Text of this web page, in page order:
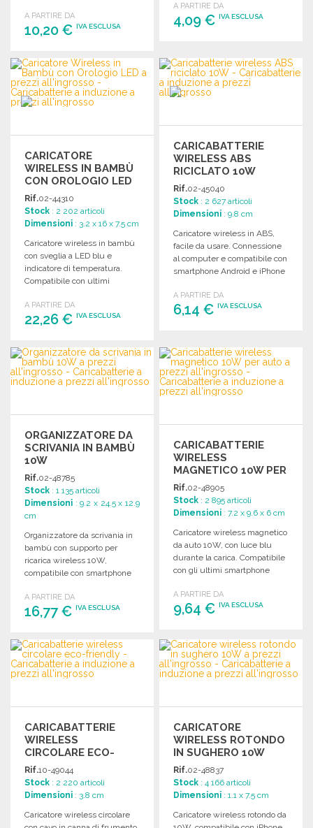
A PARTIRE DA
10,20 € IVA ESCLUSA
ORDINARE
Richiedi un preventivo
mm.
A PARTIRE DA
4,09 €IVA ESCLUSA
Richiedi un preventivo
CARICATORE
WIRELESS IN BAMBÙ
CON OROLOGIO LED
Rif.02-44310
Stock : 2 202 articoli
Dimensioni : 3.2 x 16 x 7.5 cm
Caricatore wireless in bambù
con sveglia a LED blu e
indicatore di temperatura.
Compatibile con ultimi
A PARTIRE DA
22,26 € IVA ESCLUSA
ORDINARE
Richiedi un preventivo
CARICABATTERIE
WIRELESS ABS
RICICLATO 10W
Rif.02-45040
Stock : 2 627 articoli
Dimensioni : 9.8 cm
Caricatore wireless in ABS,
facile da usare. Connessione
al computer e compatibile con
smartphone Android e iPhone
A PARTIRE DA
6,14 €IVA ESCLUSA
Richiedi un preventivo
ORGANIZZATORE DA
SCRIVANIA IN BAMBÙ
10W
Rif.02-48785
Stock : 1 135 articoli
Dimensioni : 9.2 x 24.5 x 12.9
cm
Organizzatore da scrivania in
bambù con supporto per
ricarica wireless 10W,
compatibile con smartphone
successivi.
A PARTIRE DA
16,77 € IVA ESCLUSA
ORDINARE
Richiedi un preventivo
CARICABATTERIE
WIRELESS
MAGNETICO 10W PER
AUTO
Rif.02-48905
Stock : 2 895 articoli
Dimensioni : 7.2 x 9.6 x 6 cm
Caricatore wireless magnetico
da auto 10W, con luce blu
durante la carica. Compatibile
con gli ultimi smartphone
A PARTIRE DA
9,64 €IVA ESCLUSA
ORDINARE
Richiedi un preventivo
CARICABATTERIE
WIRELESS
CIRCOLARE ECO-
FRIENDLY
Rif.10-49044
Stock : 2 220 articoli
Dimensioni : 3.8 cm
Caricatore wireless circolare
CARICATORE
WIRELESS ROTONDO
IN SUGHERO 10W
Rif.02-48837
Stock : 4 166 articoli
Dimensioni : 1.1 x 7.5 cm
Caricatore wireless rotondo da